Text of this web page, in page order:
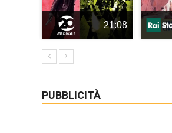
21:08
PUBBLICITÀ